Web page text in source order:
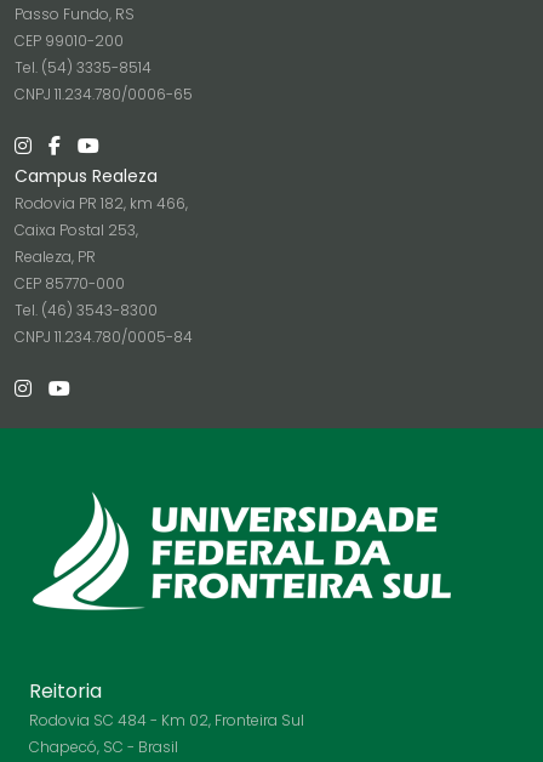
Passo Fundo, RS
CEP 99010-200
Tel. (54) 3335-8514
CNPJ 11.234.780/0006-65
Campus Realeza
Rodovia PR 182, km 466,
Caixa Postal 253,
Realeza, PR
CEP 85770-000
Tel. (46) 3543-8300
CNPJ 11.234.780/0005-84
Reitoria
Rodovia SC 484 - Km 02, Fronteira Sul
Chapecó, SC - Brasil